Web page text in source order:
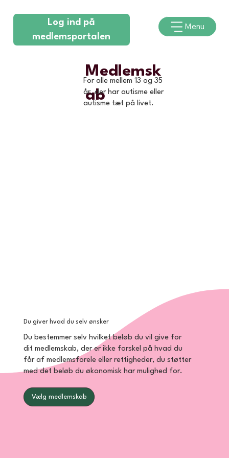
Log ind på
medlemsportalen
Menu
Medlemsk
ab
For alle mellem 13 og 35
år, der har autisme eller
autisme tæt på livet.
Du giver hvad du selv ønsker
Du bestemmer selv hvilket beløb du vil give for
dit medlemskab, der er ikke forskel på hvad du
får af medlemsforele eller rettigheder, du støtter
med det beløb du økonomisk har mulighed for.
Vælg medlemskab